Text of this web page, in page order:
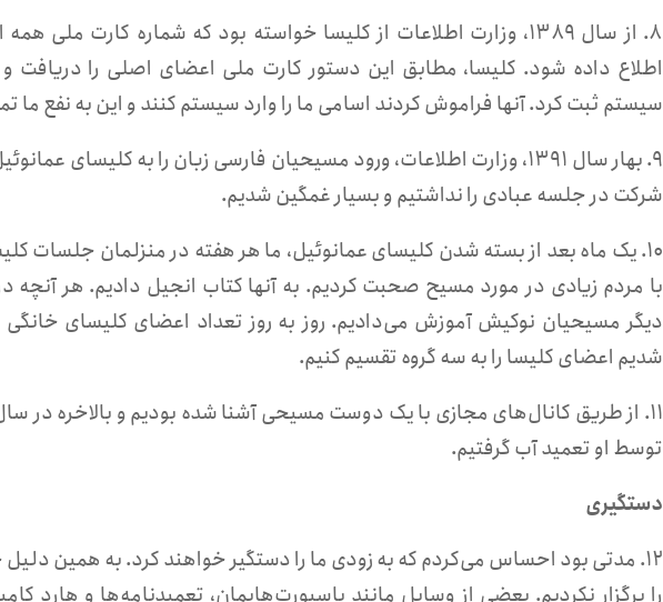
۸. از سال ۱۳۸۹، وزارت اطلاعات از کلیسا خواسته بود که شماره کارت
اطلاع داده شود. کلیسا، مطابق این دستور کارت ملی اعضای اصلی را دریافت و
سیستم ثبت کرد. آنها فراموش کردند اسامی ما را وارد سیستم کنند و این به نفع ما
۹. بهار سال ۱۳۹۱، وزارت اطلاعات، ورود مسیحیان فارسی زبان را به کلیسای
شرکت در جلسه عبادی را نداشتیم و بسیار غمگین شدیم.
۱۰. یک ماه بعد از بسته شدن کلیسای عمانوئیل، ما هر هفته در منزلمان جلسات
با مردم زیادی در مورد مسیح صحبت کردیم. به آنها کتاب انجیل دادیم. هر آنچه
دیگر مسیحیان نوکیش آموزش می‌دادیم. روز به روز تعداد اعضای کلیسای
شدیم اعضای کلیسا را به سه گروه تقسیم کنیم.
توسط او تعمید آب گرفتیم.
دستگیری
را برگزار نکردیم. بعضی از وسایل‌ مانند پاسپورت‌هایمان، تعمید‌نامه‌‌ها و هارد